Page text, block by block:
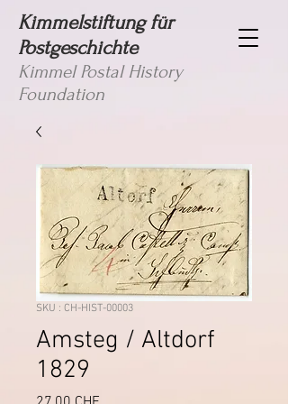
Kimmelstiftung für
Postgeschichte
Kimmel Postal History
Foundation
SKU : CH-HIST-00003
Amsteg / Altdorf
1829